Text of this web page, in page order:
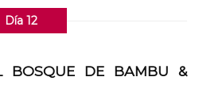
Día 12
BOSQUE DE BAMBU &